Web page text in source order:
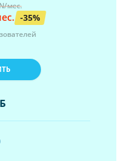
мес.
-35%